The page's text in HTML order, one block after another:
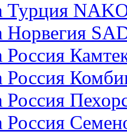
Турция
Россия
Россия